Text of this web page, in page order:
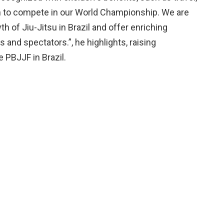
compete in our World Championship. We are
of Jiu-Jitsu in Brazil and offer enriching
spectators.”, he highlights, raising
in Brazil.